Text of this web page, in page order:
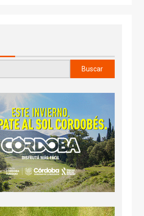
Buscar